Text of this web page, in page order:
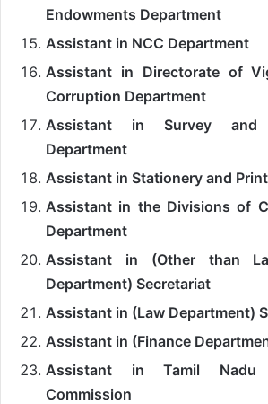
Endowments Department
Assistant in NCC Department
Assistant in Directorate of
Corruption Department
Assistant in Survey and
Department
Assistant in Stationery and
Assistant in the Divisions of
Department
Assistant in (Other than
Department) Secretariat
Assistant in (Law Department)
Assistant in (Finance
Assistant in Tamil Nadu
Commission